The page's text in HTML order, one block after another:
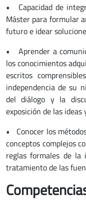
• Capacidad de
Máster para formular
futuro e idear
• Aprender a
los conocimientos
escritos
independencia de su
del diálogo y la
exposición de las ideas
• Conocer los
conceptos complejos
reglas formales de la
tratamiento de las